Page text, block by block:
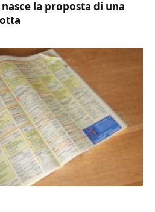
la proposta di una